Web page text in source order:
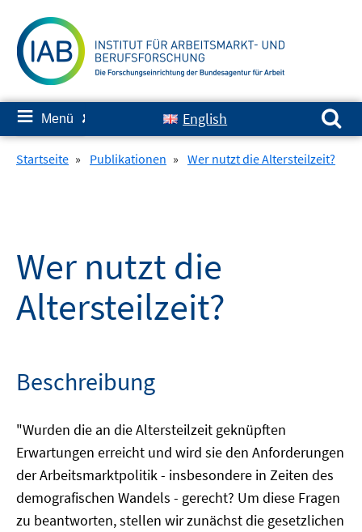
zum
Inhalt
≡ Menü ✘ English
Suchen nach:
Startseite » Publikationen » Wer nutzt die Altersteilzeit?
Wer nutzt die
Altersteilzeit?
Beschreibung
"Wurden die an die Altersteilzeit geknüpften
Erwartungen erreicht und wird sie den Anforderungen
der Arbeitsmarktpolitik - insbesondere in Zeiten des
demografischen Wandels - gerecht? Um diese Fragen
zu beantworten, stellen wir zunächst die gesetzlichen